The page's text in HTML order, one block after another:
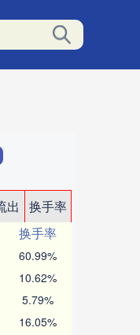
出
换手率
换手率
60.99%
10.62%
5.79%
16.05%